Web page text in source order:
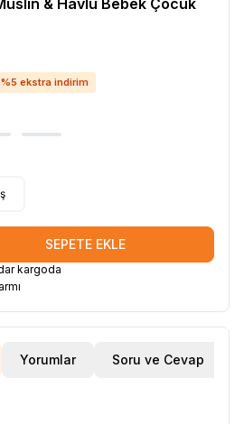
& Havlu Bebek Çocuk
%5 ekstra indirim
SEPETE EKLE
kargoda
Yorumlar Soru ve Cevap